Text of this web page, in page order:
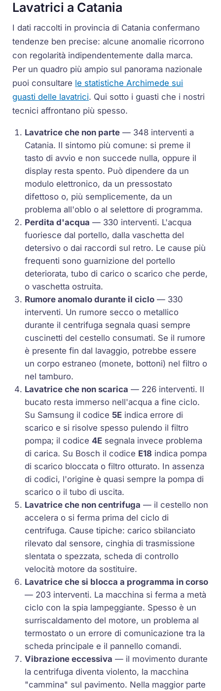
Lavatrici a Catania
I dati raccolti in provincia di Catania confermano
tendenze ben precise: alcune anomalie ricorrono
con regolarità indipendentemente dalla marca.
Per un quadro più ampio sul panorama nazionale
puoi consultare le statistiche Archimede sui
guasti delle lavatrici. Qui sotto i guasti che i nostri
tecnici affrontano più spesso.
Lavatrice che non parte — 348 interventi a
Catania. Il sintomo più comune: si preme il
tasto di avvio e non succede nulla, oppure il
display resta spento. Può dipendere da un
modulo elettronico, da un pressostato
difettoso o, più semplicemente, da un
problema all'oblo o al selettore di programma.
Perdita d'acqua — 330 interventi. L'acqua
fuoriesce dal portello, dalla vaschetta del
detersivo o dai raccordi sul retro. Le cause più
frequenti sono guarnizione del portello
deteriorata, tubo di carico o scarico che perde,
o vaschetta ostruita.
Rumore anomalo durante il ciclo — 330
interventi. Un rumore secco o metallico
durante il centrifuga segnala quasi sempre
cuscinetti del cestello consumati. Se il rumore
è presente fin dal lavaggio, potrebbe essere
un corpo estraneo (monete, bottoni) nel filtro o
nel tamburo.
Lavatrice che non scarica — 226 interventi. Il
bucato resta immerso nell'acqua a fine ciclo.
Su Samsung il codice 5E indica errore di
scarico e si risolve spesso pulendo il filtro
pompa; il codice4E segnala invece problema
di carica. Su Bosch il codice E18 indica pompa
di scarico bloccata o filtro otturato. In assenza
di codici, l'origine è quasi sempre la pompa di
scarico o il tubo di uscita.
Lavatrice che non centrifuga — il cestello non
accelera o si ferma prima del ciclo di
centrifuga. Cause tipiche: carico sbilanciato
rilevato dal sensore, cinghia di trasmissione
slentata o spezzata, scheda di controllo
velocità motore da sostituire.
Lavatrice che si blocca a programma in corso
— 203 interventi. La macchina si ferma a metà
ciclo con la spia lampeggiante. Spesso è un
surriscaldamento del motore, un problema al
termostato o un errore di comunicazione tra la
scheda principale e il pannello comandi.
Vibrazione eccessiva — il movimento durante
la centrifuga diventa violento, la macchina
"cammina" sul pavimento. Nella maggior parte